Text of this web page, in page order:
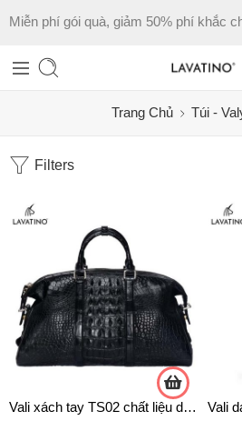
Miễn phí gói quà, giảm 50% phí khắc
Trang Chủ Túi -
Filters
Vali xách tay TS02 chất liệu da cá sấu 100%